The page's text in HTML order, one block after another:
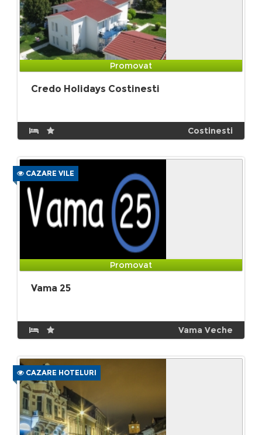
Promovat
Credo Holidays Costinesti
Costinesti
CAZARE VILE
Promovat
Vama 25
Vama Veche
CAZARE HOTELURI